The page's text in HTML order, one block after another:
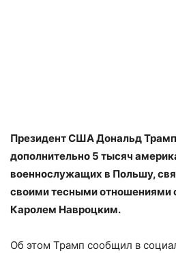
Президент США Дональд Трамп
дополнительно 5 тысяч
военнослужащих в Польшу,
своими тесными отношениями
Каролем Навроцким.
Об этом Трамп сообщил в